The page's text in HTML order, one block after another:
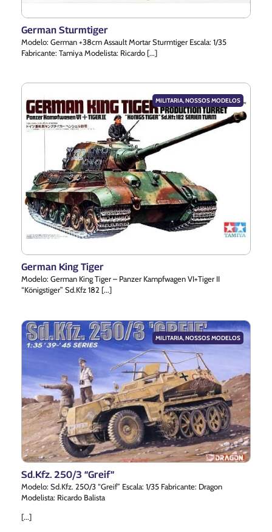
German Sturmtiger
Modelo: German +38cm Assault Mortar Sturmtiger Escala: 1/35
Fabricante: Tamiya Modelista: Ricardo [...]
MILITARIA,NOSSOS MODELOS
German King Tiger
Modelo: German King Tiger – Panzer Kampfwagen VI+Tiger II
“Königstiger” Sd.Kfz 182 [...]
MILITARIA,NOSSOS MODELOS
Sd.Kfz. 250/3 “Greif”
Modelo: Sd.Kfz. 250/3 “Greif” Escala: 1/35 Fabricante: Dragon
Modelista: Ricardo Balista
[...]